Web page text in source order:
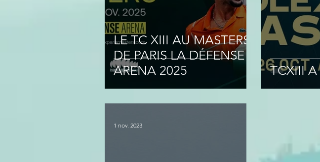
LE TC XIII AU MASTERS
DE PARIS LA DÉFENSE
ARENA 2025
TCXIII A
1 nov. 2023